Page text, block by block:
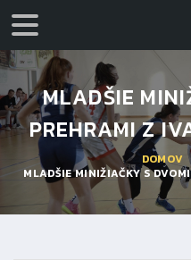
MLADŠIE
PREHRAMI Z
DOMOV
MLADŠIE MINIŽIAČKY S